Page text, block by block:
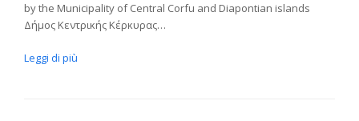
by the Municipality of Central Corfu and Diapontian islands
Δήμος Κεντρικής Κέρκυρας…
Leggi di più